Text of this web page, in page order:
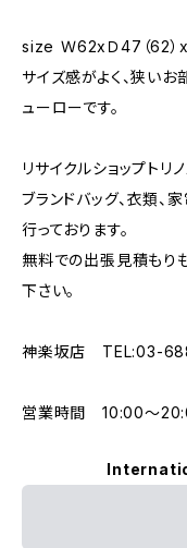
size Ｗ62xＤ47（62）
サイズ感がよく、狭い
ューローです。
リサイクルショップトリ
ブランドバッグ、衣類、
行っております。
無料での出張見積もり
下さい。
神楽坂店 TEL:03-
営業時間 10:00〜